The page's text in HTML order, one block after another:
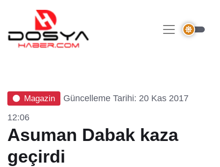
Magazin
Güncelleme Tarihi: 20 Kas 2017
12:06
Asuman Dabak kaza
geçirdi